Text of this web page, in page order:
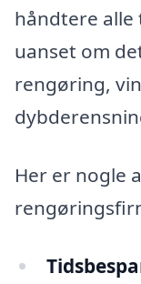
håndtere
uanset om
rengøring,
Her er nogle